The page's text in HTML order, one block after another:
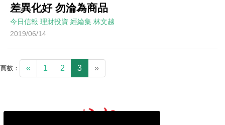
差異化好 勿淪為商品
今日信報 理財投資 經綸集 林文越
2019/06/14
頁數： « 1 2 3 »